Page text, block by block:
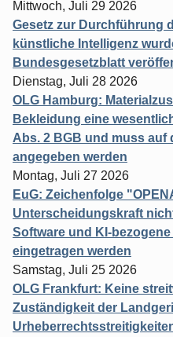
Mittwoch, Juli 29 2026
Gesetz zur Durchführung
künstliche Intelligenz
Bundesgesetzblatt
Dienstag, Juli 28 2026
OLG Hamburg:
Bekleidung eine
Abs. 2 BGB und muss auf
angegeben werden
Montag, Juli 27 2026
EuG: Zeichenfolge
Unterscheidungskraft
Software und KI-
eingetragen werden
Samstag, Juli 25 2026
OLG Frankfurt: Keine
Zuständigkeit der